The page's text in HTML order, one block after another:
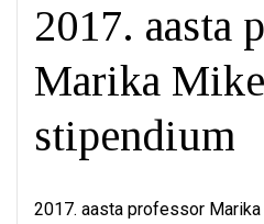
2017. aasta
Marika
stipendium
2017. aasta professor